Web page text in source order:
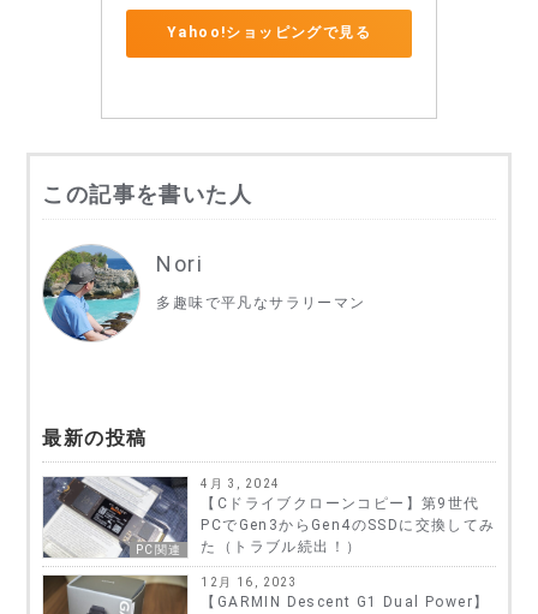
Yahoo!ショッピングで見る
この記事を書いた人
Nori
多趣味で平凡なサラリーマン
最新の投稿
PC関連
4月 3, 2024
【Cドライブクローンコピー】第9世代
PCでGen3からGen4のSSDに交換してみ
た（トラブル続出！）
12月 16, 2023
【GARMIN Descent G1 Dual Power】